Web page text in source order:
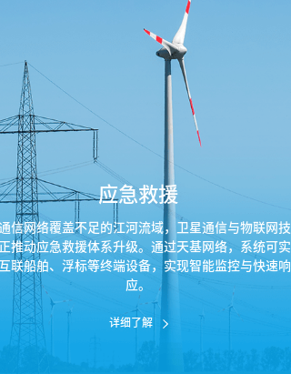
应急救援
信网络覆盖不足的江河流域，卫星通信与物联网技
推动应急救援体系升级。通过天基网络，系统可实
联船舶、浮标等终端设备，实现智能监控与快速响
应。
详细了解